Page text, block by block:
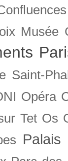
Musée
Saint-
Opéra
Tet Os
Palais